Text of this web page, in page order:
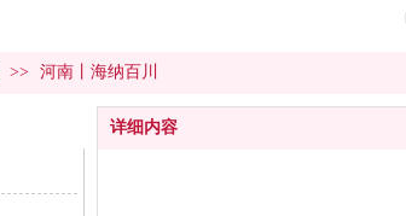
>> 河南丨海纳百川
详细内容